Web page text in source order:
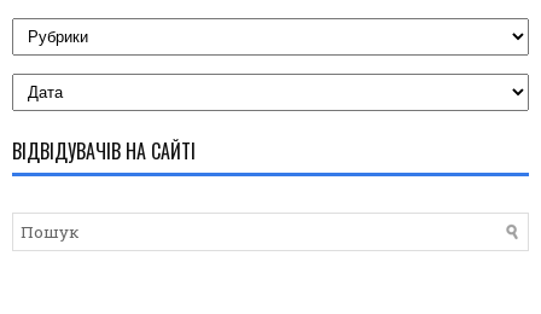
ВІДВІДУВАЧІВ НА САЙТІ